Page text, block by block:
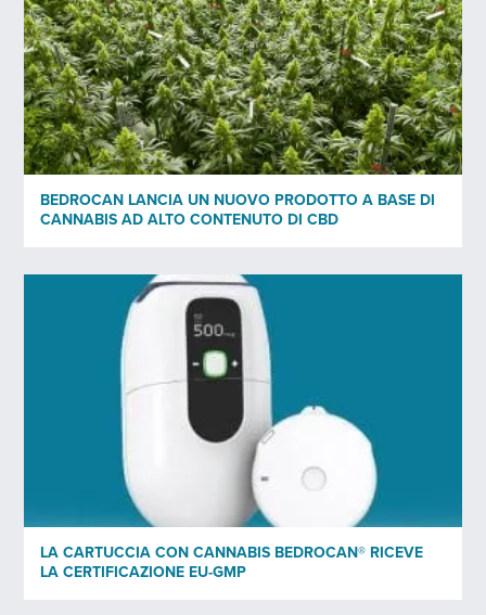
INVIA
BEDROCAN LANCIA UN NUOVO PRODOTTO A BASE DI
CANNABIS AD ALTO CONTENUTO DI CBD
LA CARTUCCIA CON CANNABIS BEDROCAN® RICEVE
LA CERTIFICAZIONE EU-GMP